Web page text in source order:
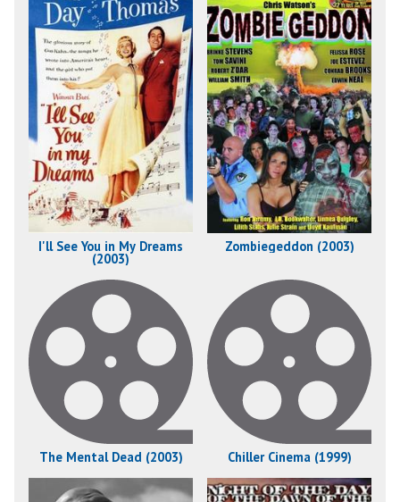
I'll See You in My Dreams
(2003)
Zombiegeddon (2003)
The Mental Dead (2003) Chiller Cinema (1999)